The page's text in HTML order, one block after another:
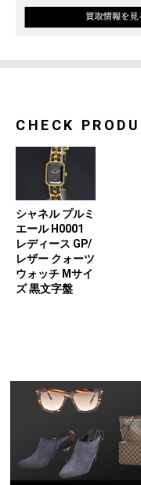
CHECK
シャネル プルミ
エール H0001
レディース GP/
レザー クォーツ
ウォッチ Mサイ
ズ 黒文字盤